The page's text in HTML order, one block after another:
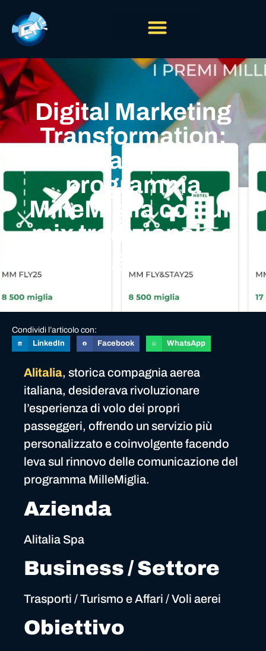
Digital Marketing
Transformation:
Alitalia innova il
programma
MilleMiglia con un
mix tradizionale e
Condividi l’articolo con:
LinkedIn Facebook WhatsApp
Alitalia, storica compagnia aerea
italiana, desiderava rivoluzionare
l’esperienza di volo dei propri
passeggeri, offrendo un servizio più
personalizzato e coinvolgente facendo
leva sul rinnovo delle comunicazione del
programma MilleMiglia.
Azienda
Alitalia Spa
Business / Settore
Trasporti / Turismo e Affari / Voli aerei
Obiettivo